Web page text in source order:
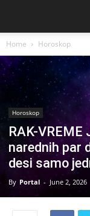
Home Horoskop
Horoskop
RAK-VREME
narednih par
desi samo
By Portal - June 2, 2026